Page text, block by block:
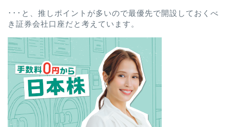
･･･と、推しポイントが多いので最優先で開設しておくべ
き証券会社口座だと考えています。
プロフィール
お問い合わせ